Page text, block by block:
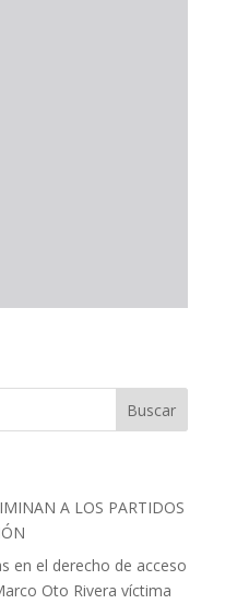
A LOS PARTIDOS
en el derecho de acceso
Oto Rivera víctima